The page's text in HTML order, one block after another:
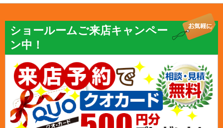
ショールームご来店キャンペー
ン中！